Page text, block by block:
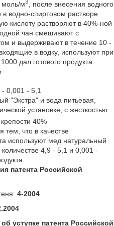
моль/м3
, после внесения водного
в водно-спиртовом растворе
кислоту растворяют в 40%-ной
чан смешивают с
и выдерживают в течение 10 -
в водку, используют при
дал готового продукта:
0,001 - 5,1
"Экстра" и вода питьевая,
установке, с жесткостью
40%
что в качестве
используют мед натуральный
4,9 - 5,1 и 0,001 -
патента Российской
4-2004
уступке патента Российской